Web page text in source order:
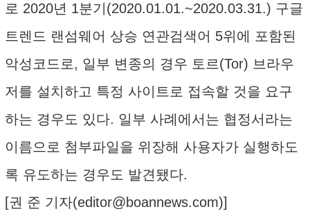
로 2020년 1분기(2020.01.01.~2020.03.31.) 구글
트렌드 랜섬웨어 상승 연관검색어 5위에 포함된
악성코드로, 일부 변종의 경우 토르(Tor) 브라우
저를 설치하고 특정 사이트로 접속할 것을 요구
하는 경우도 있다. 일부 사례에서는 협정서라는
이름으로 첨부파일을 위장해 사용자가 실행하도
록 유도하는 경우도 발견됐다.
[권 준 기자(editor@boannews.com)]